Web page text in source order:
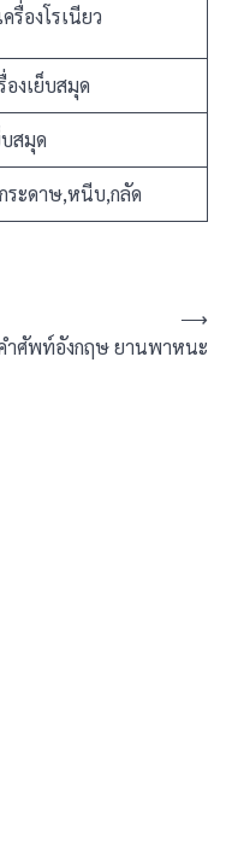
รื่องโรเนียว
องเย็บสมุด
สมุด
ะดาษ,หนีบ,กลัด
ำศัพท์อังกฤษ ยานพาหนะ
⟶